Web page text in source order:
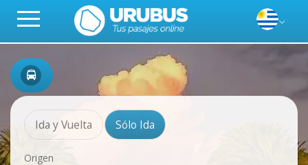
Ida y Vuelta Sólo Ida
Origen